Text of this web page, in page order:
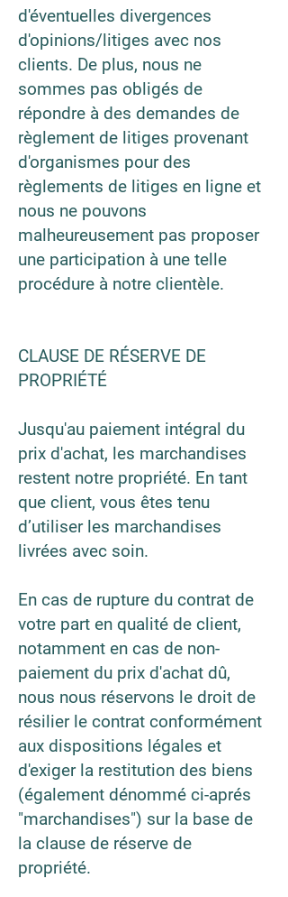
d'éventuelles divergences
d'opinions/litiges avec nos
clients. De plus, nous ne
sommes pas obligés de
répondre à des demandes de
règlement de litiges provenant
d'organismes pour des
règlements de litiges en ligne et
nous ne pouvons
malheureusement pas proposer
une participation à une telle
procédure à notre clientèle.
CLAUSE DE RÉSERVE DE
PROPRIÉTÉ
Jusqu'au paiement intégral du
prix d'achat, les marchandises
restent notre propriété. En tant
que client, vous êtes tenu
d’utiliser les marchandises
livrées avec soin.
En cas de rupture du contrat de
votre part en qualité de client,
notamment en cas de non-
paiement du prix d'achat dû,
nous nous réservons le droit de
résilier le contrat conformément
aux dispositions légales et
d'exiger la restitution des biens
(également dénommé ci-aprés
"marchandises") sur la base de
la clause de réserve de
propriété.